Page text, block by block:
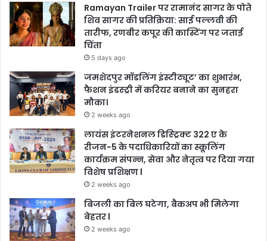
Ramayan Trailer पर रामानंद सागर के पोते
शिव सागर की प्रतिक्रिया: साई पल्लवी की
तारीफ, रणबीर कपूर की कास्टिंग पर जताई
चिंता
5 days ago
जमशेदपुर मॉडलिंग इंस्टीट्यूट’ का शुभारंभ,
फैशन इंडस्ट्री में करियर बनाने का सुनहरा
मौका।
2 weeks ago
लायंस इंटरनेशनल डिस्ट्रिक्ट 322 ए के
रीजन-5 के पदाधिकारियों का स्कूलिंग
कार्यक्रम संपन्न, सेवा और नेतृत्व पर दिया गया
विशेष प्रशिक्षण l
2 weeks ago
बिजली का बिल घटेगा, बैकअप भी मिलेगा
बेहतर l
2 weeks ago